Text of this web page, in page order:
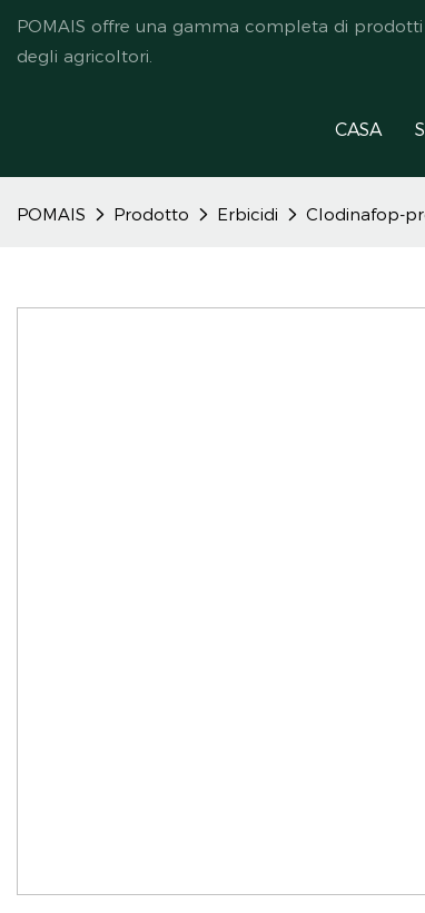
POMAIS offre una gamma completa di
degli agricoltori.
CASA
POMAIS Prodotto Erbicidi Clodinafop-